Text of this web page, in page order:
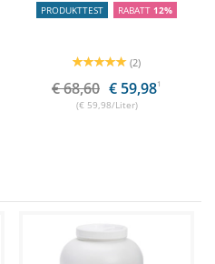
PRODUKTTEST RABATT 12%
(2)
€ 68,60 € 59,981
(€ 59,98/Liter)